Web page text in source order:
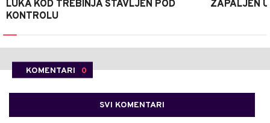
LUKA KOD TREBINJA STAVLJEN POD
KONTROLU
ZAPALJEN
KOMENTARI 0
SVI KOMENTARI